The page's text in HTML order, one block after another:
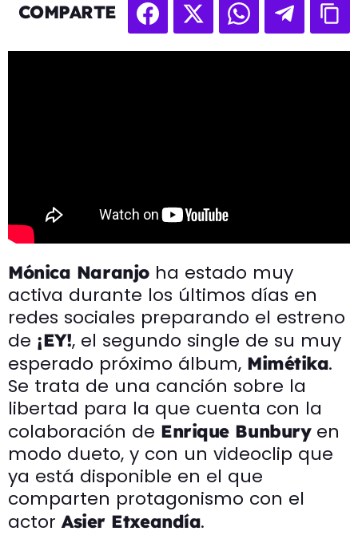
COMPARTE
Mónica Naranjoha estado muy
activa durante los últimos días en
redes sociales preparando el estreno
de ¡EY!, el segundo single de su muy
esperado próximo álbum, Mimétika.
Se trata de una canción sobre la
libertad para la que cuenta con la
colaboración de Enrique Bunburyen
modo dueto, y con un videoclip que
ya está disponible en el que
comparten protagonismo con el
actor Asier Etxeandía.